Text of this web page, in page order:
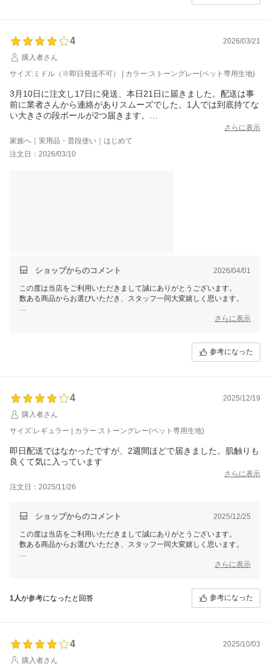
4
2026/03/21
購入者さん
サイズ:ミドル（※即日発送不可） | カラー:ストーングレー(ペット専用生地)
3月10日に注文し17日に発送、本日21日に届きました。配送は事
前に業者さんから連絡がありスムーズでした。1人では到底持てな
い大きさの段ボールが2つ届きます。
畳の上にジョイントマットの上におきましたが特にズレるような
こともありません。
へたらないことを願うばかりです。
さらに表示
家族へ｜実用品・普段使い｜はじめて
注文日：2026/03/10
ショップからのコメント 2026/04/01
この度は当店をご利用いただきまして誠にありがとうございます。
数ある商品からお選びいただき、スタッフ一同大変嬉しく思います。
これからもお客様にご満足いただける商品をご提供できるようさらに表示
参考になった
4
2025/12/19
購入者さん
サイズ:レギュラー | カラー:ストーングレー(ペット専用生地)
即日配送ではなかったですが、2週間ほどで届きました。肌触りも
良くて気に入っています
さらに表示
注文日：2025/11/26
ショップからのコメント 2025/12/25
この度は当店をご利用いただきまして誠にありがとうございます。
数ある商品からお選びいただき、スタッフ一同大変嬉しく思います。
これからもお客様にご満足いただける商品をご提供できるようさらに表示
1人が参考になったと回答 参考になった
4
2025/10/03
購入者さん